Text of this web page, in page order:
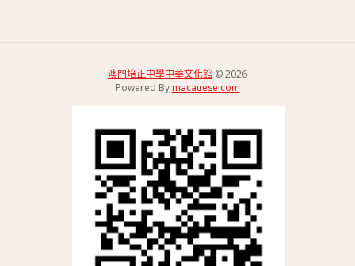
澳門培正中學中華文化館 © 2026
Powered By macauese.com